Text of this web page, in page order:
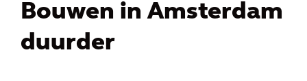
Bouwen in Amsterdam
duurder